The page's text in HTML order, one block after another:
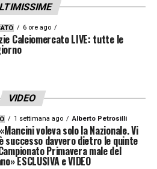
6 ore ago
Calciomercato LIVE: tutte le
VIDEO
1 settimana ago Alberto Petrosilli
voleva solo la Nazionale. Vi
successo davvero dietro le quinte
Primavera male del
ESCLUSIVA e VIDEO